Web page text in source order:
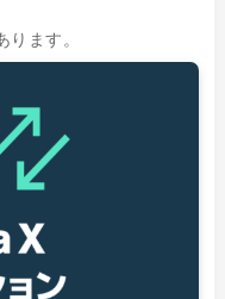
ます。